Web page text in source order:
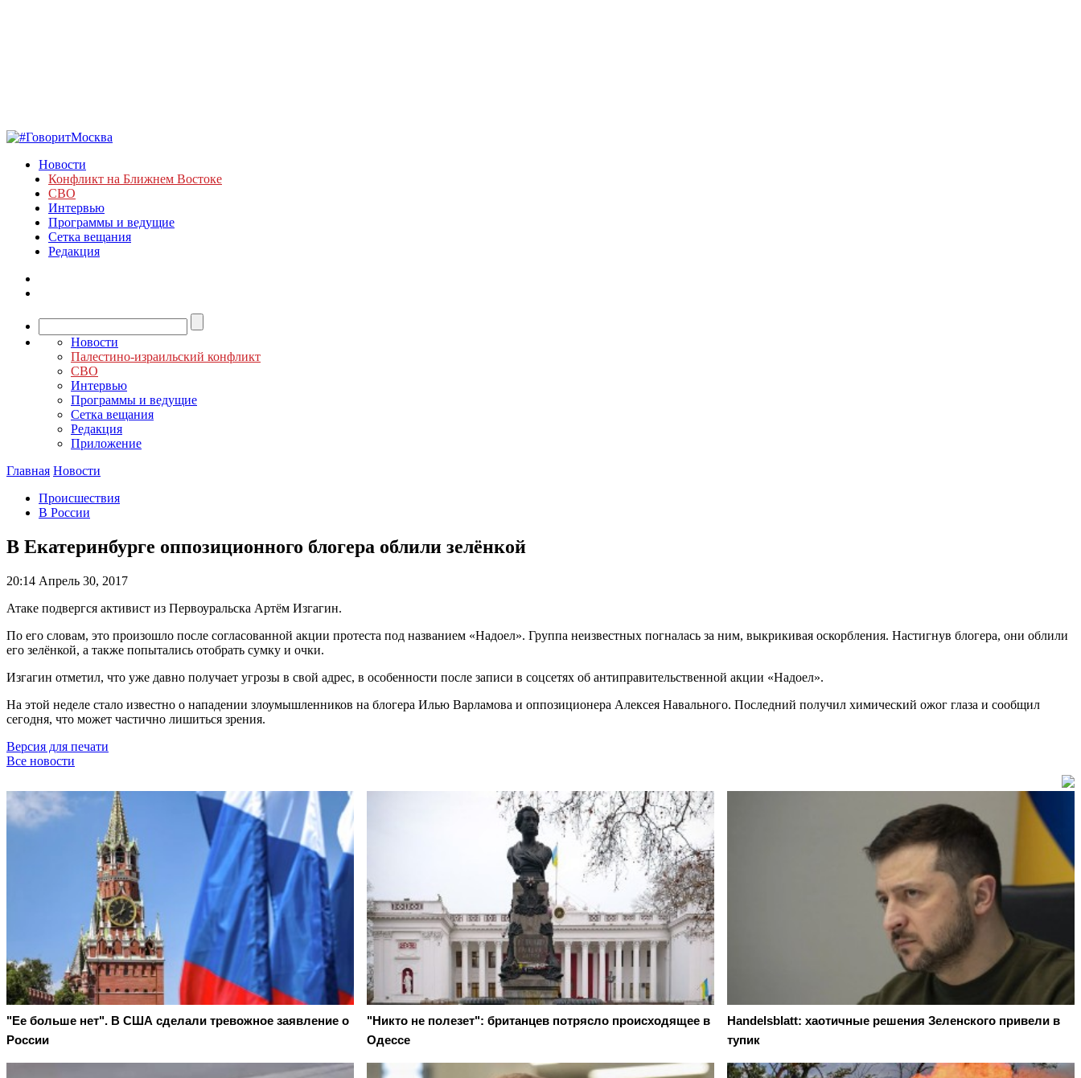
Новости
Конфликт на Ближнем Востоке
СВО
Интервью
Программы и ведущие
Сетка вещания
Редакция
Новости
Палестино-израильский конфликт
СВО
Интервью
Программы и ведущие
Сетка вещания
Редакция
Приложение
Главная Новости
Происшествия
В России
В Екатеринбурге оппозиционного блогера облили зелёнкой
20:14 Апрель 30, 2017
Атаке подвергся активист из Первоуральска Артём Изгагин.
По его словам, это произошло после согласованной акции протеста под названием «Надоел». Группа неизвестных погналась за ним, выкрикивая оскорбления. Настигнув блогера, они облили
его зелёнкой, а также попытались отобрать сумку и очки.
Изгагин отметил, что уже давно получает угрозы в свой адрес, в особенности после записи в соцсетях об антиправительственной акции «Надоел».
На этой неделе стало известно о нападении злоумышленников на блогера Илью Варламова и оппозиционера Алексея Навального. Последний получил химический ожог глаза и сообщил
сегодня, что может частично лишиться зрения.
Версия для печати
Все новости
"Ее больше нет". В США сделали тревожное заявление о
России
"Никто не полезет": британцев потрясло происходящее в
Одессе
Handelsblatt: хаотичные решения Зеленского привели в
тупик